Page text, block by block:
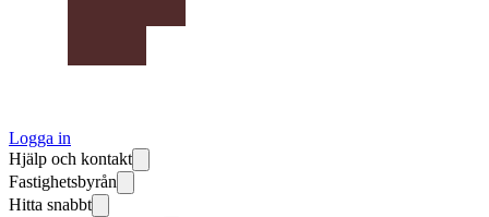
Logga in
Hjälp och kontakt
Fastighetsbyrån
Hitta snabbt